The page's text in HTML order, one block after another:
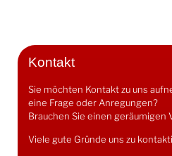
Kontakt
Sie möchten Kontakt zu uns
eine Frage oder Anregungen?
Brauchen Sie einen geräumigen
Viele gute Gründe uns zu